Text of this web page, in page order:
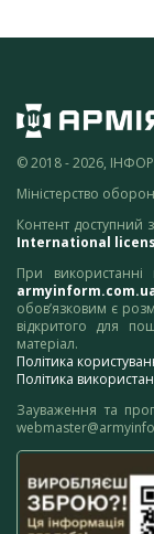
© 2018 - 2026,
Міністерство
Контент доступний
International
При
обов’язковим є
відкритого для
матеріал.
Політика
Політика
Зауваження та